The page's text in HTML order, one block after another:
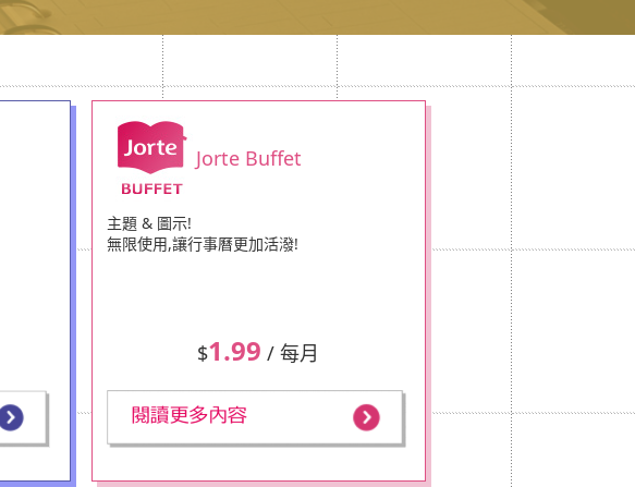
Jorte Buffet
主題 & 圖示!
無限使用,讓行事曆更加活潑!
$1.99 / 每月